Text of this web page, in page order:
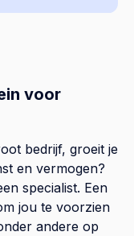
voor
bedrijf, groeit je
en vermogen?
specialist. Een
jou te voorzien
andere op